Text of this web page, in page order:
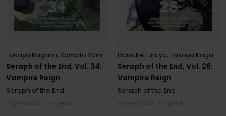
Seraph of the End, Vol. 34:
Vampire Reign
Takaya Kagami, Yamato Yamamoto
Seraph of the End
Seraph of the End, Vol. 28:
Vampire Reign
Daisuke Furuya,Takaya Kagami
Seraph of the End